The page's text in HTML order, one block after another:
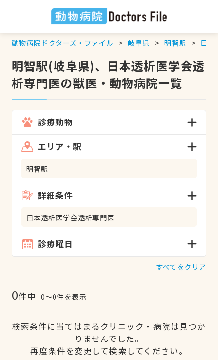
動物病院ドクターズ・ファイル 岐阜県 明智駅 日本
明智駅(岐阜県)、日本透析医学会透
析専門医の獣医・動物病院一覧
診療動物
エリア・駅
明智駅
詳細条件
日本透析医学会透析専門医
診療曜日
すべてをクリア
0件中 0〜0件を表示
検索条件に当てはまるクリニック・病院は見つか
りませんでした。
再度条件を変更して検索してください。